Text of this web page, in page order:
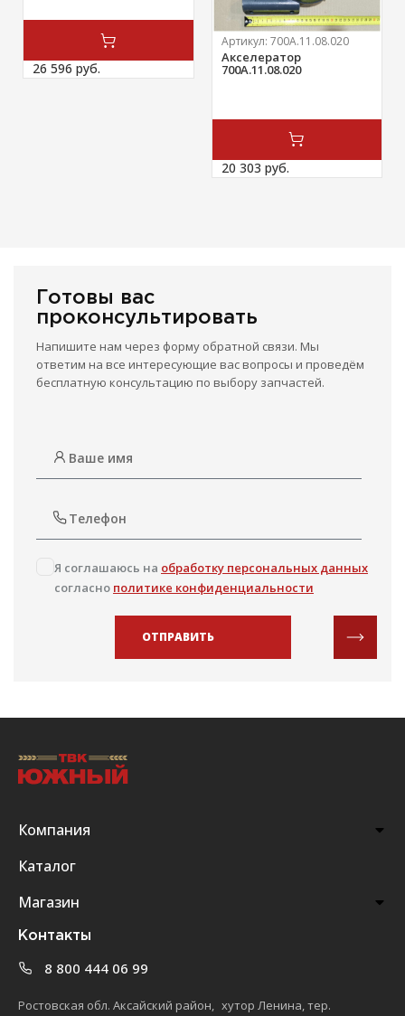
26 596 руб.
Артикул: 700А.11.08.020
Акселератор
700А.11.08.020
20 303 руб.
Готовы вас
проконсультировать
Напишите нам через форму обратной связи. Мы
ответим на все интересующие вас вопросы и проведём
бесплатную консультацию по выбору запчастей.
Я соглашаюсь на обработку персональных данных
согласно политике конфиденциальности
ОТПРАВИТЬ
Компания
Каталог
Магазин
Контакты
8 800 444 06 99
Ростовская обл. Аксайский район, хутор Ленина, тер.